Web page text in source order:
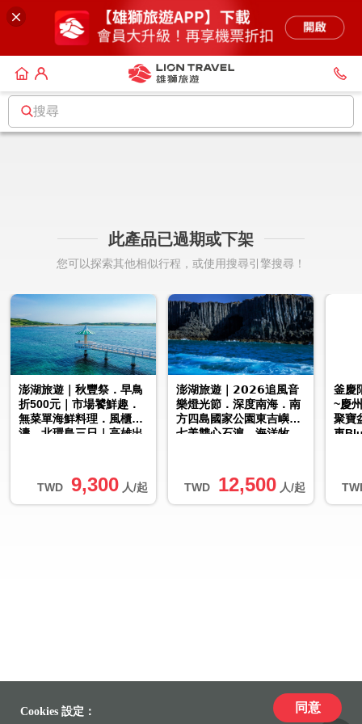
搜尋
此產品已過期或下架
您可以探索其他相似行程，或使用搜尋引擎搜尋！
TWD 9,300 人/起
澎湖旅遊｜秋豐祭．早鳥
折500元｜市場饕鮮趣．
無菜單海鮮料理．風櫃聽
濤．北環島三日｜高雄出
TWD 12,500 人/起
澎湖旅遊｜𝟮𝟬𝟮𝟲追風音
樂燈光節．深度南海．南
方四島國家公園東吉嶼．
七美雙心石滬．海洋牧
釜慶
~慶
聚寶
車
Cookies 設定： 同意